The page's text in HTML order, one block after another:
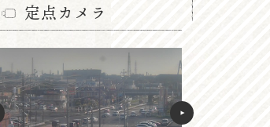
定点カメラ